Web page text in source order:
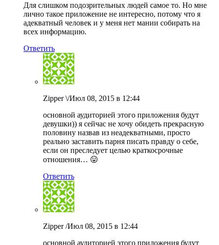
Для слишком подозрительных людей самое то. Но мне
лично такое приложение не интересно, потому что я
адекватный человек и у меня нет мании собирать на
всех информацию.
Ответить
Zipper \/Июл 08, 2015 в 12:44
основной аудиторией этого приложения будут
девушки)) я сейчас не хочу обидеть прекрасную
половину назвав из неадекватными, просто
реально заставить парня писать правду о себе,
если он преследует целью краткосрочные
отношения… 😛
Ответить
Zipper /Июл 08, 2015 в 12:44
основной аудиторией этого приложения будут